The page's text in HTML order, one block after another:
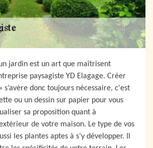
jardin est un art que maîtrisent
paysagiste YD Elagage. Créer
s’avère donc toujours nécessaire, c'est
ou un dessin sur papier pour vous
sa proposition quant à
de votre maison. Le type de vos
les plantes aptes à s’y développer. Il